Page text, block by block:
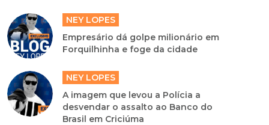
NEY LOPES
Empresário dá golpe milionário em
Forquilhinha e foge da cidade
NEY LOPES
A imagem que levou a Polícia a
desvendar o assalto ao Banco do
Brasil em Criciúma